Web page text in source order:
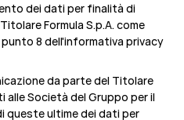
dei dati per finalità di
Formula S.p.A. come
8 dell'informativa privacy
da parte del Titolare
alle Società del Gruppo per il
queste ultime dei dati per